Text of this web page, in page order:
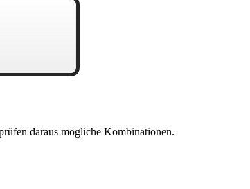
daraus mögliche Kombinationen.